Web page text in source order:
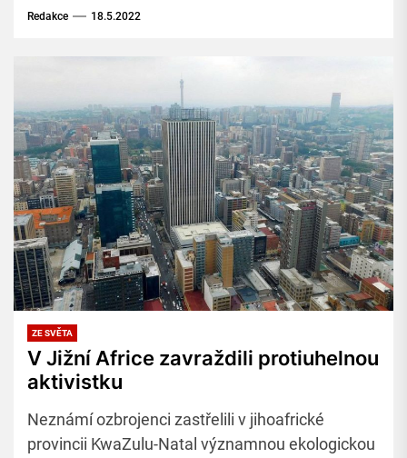
Největší výrobce elektřiny v zemi, společnost
výkonnosti uhelné flotily.
Redakce 18.5.2022
ZE SVĚTA
V Jižní Africe zavraždili protiuhelnou
aktivistku
Neznámí ozbrojenci zastřelili v jihoafrické
provincii KwaZulu-Natal významnou ekologickou